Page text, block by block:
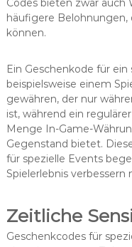
Codes bieten zwar auch
häufigere Belohnungen,
können.
Ein Geschenkode für
beispielsweise einem
gewähren, der nur
ist, während ein
Menge In-Game-
Gegenstand bietet.
für spezielle Events
Spielerlebnis verbessern
Zeitliche
Geschenkcodes für